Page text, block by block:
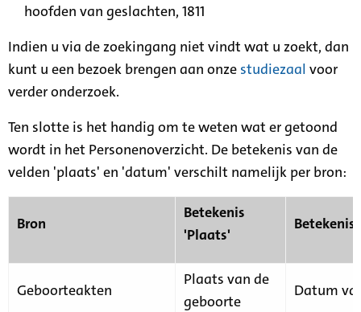
hoofden van geslachten, 1811
Indien u via de zoekingang niet vindt wat u zoekt, dan
kunt u een bezoek brengen aan onze studiezaal voor
verder onderzoek.
Ten slotte is het handig om te weten wat er getoond
wordt in het Personenoverzicht. De betekenis van de
velden 'plaats' en 'datum' verschilt namelijk per bron:
Bron
Betekenis
'Plaats'
Geboorteakten
Plaats van de
geboorte
Datum